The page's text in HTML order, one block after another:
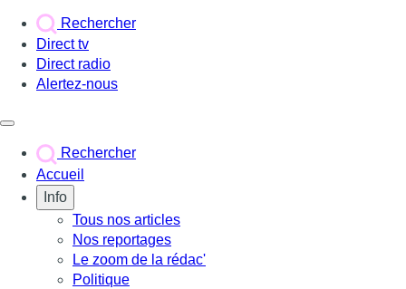
Rechercher
Direct tv
Direct radio
Alertez-nous
Rechercher
Accueil
Info
Tous nos articles
Nos reportages
Le zoom de la rédac'
Politique